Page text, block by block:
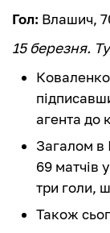
Гол: Влашич,
15 березня.
агента до
Загалом в
69 матчів
три голи,
Також